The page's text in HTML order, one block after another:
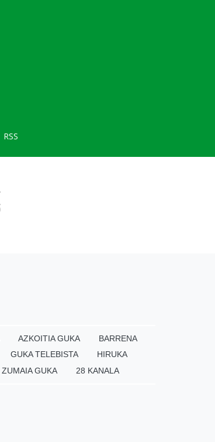
RSS
AZKOITIA GUKA
BARRENA
GUKA TELEBISTA
HIRUKA
ZUMAIA GUKA 28 KANALA